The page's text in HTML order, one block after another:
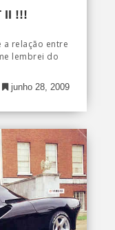
II !!!
a relação entre
lembrei do
junho 28, 2009